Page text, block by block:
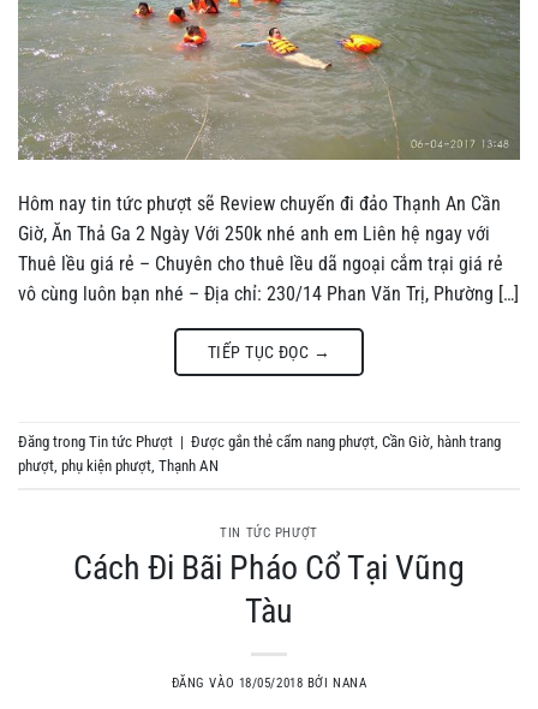
Hôm nay tin tức phượt sẽ Review chuyến đi đảo Thạnh An Cần
Giờ, Ăn Thả Ga 2 Ngày Với 250k nhé anh em Liên hệ ngay với
Thuê lều giá rẻ – Chuyên cho thuê lều dã ngoại cắm trại giá rẻ
vô cùng luôn bạn nhé – Địa chỉ: 230/14 Phan Văn Trị, Phường […]
TIẾP TỤC ĐỌC →
Đăng trong Tin tức Phượt | Được gắn thẻ cẩm nang phượt, Cần Giờ, hành trang
phượt, phụ kiện phượt, Thạnh AN
TIN TỨC PHƯỢT
Cách Đi Bãi Pháo Cổ Tại Vũng
Tàu
ĐĂNG VÀO 18/05/2018 BỞINANA